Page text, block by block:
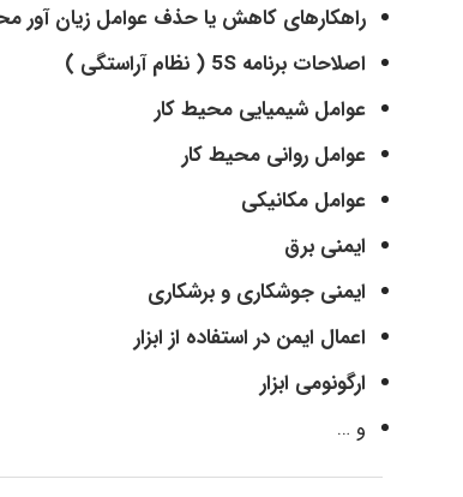
راهکارهای کاهش یا حذف عوامل زیان آور
اصلاحات برنامه 5S ( نظام آراستگی )
عوامل شیمیایی محیط کار
عوامل روانی محیط کار
عوامل مکانیکی
ایمنی برق
ایمنی جوشکاری و برشکاری
اعمال ایمن در استفاده از ابزار
ارگونومی ابزار
و …